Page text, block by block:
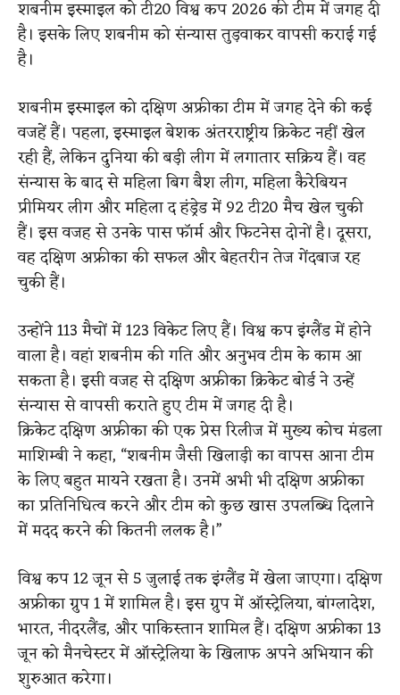
शबनीम इस्माइल को टी20 विश्व कप 2026 की टीम में जगह दी
है। इसके लिए शबनीम को संन्यास तुड़वाकर वापसी कराई गई
है।
शबनीम इस्माइल को दक्षिण अफ्रीका टीम में जगह देने की कई
वजहें हैं। पहला, इस्माइल बेशक अंतरराष्ट्रीय क्रिकेट नहीं खेल
रही हैं, लेकिन दुनिया की बड़ी लीग में लगातार सक्रिय हैं। वह
संन्यास के बाद से महिला बिग बैश लीग, महिला कैरेबियन
प्रीमियर लीग और महिला द हंड्रेड में 92 टी20 मैच खेल चुकी
हैं। इस वजह से उनके पास फॉर्म और फिटनेस दोनों है। दूसरा,
वह दक्षिण अफ्रीका की सफल और बेहतरीन तेज गेंदबाज रह
चुकी हैं।
उन्होंने 113 मैचों में 123 विकेट लिए हैं। विश्व कप इंग्लैंड में होने
वाला है। वहां शबनीम की गति और अनुभव टीम के काम आ
सकता है। इसी वजह से दक्षिण अफ्रीका क्रिकेट बोर्ड ने उन्हें
संन्यास से वापसी कराते हुए टीम में जगह दी है।
क्रिकेट दक्षिण अफ्रीका की एक प्रेस रिलीज में मुख्य कोच मंडला
माशिम्बी ने कहा, “शबनीम जैसी खिलाड़ी का वापस आना टीम
के लिए बहुत मायने रखता है। उनमें अभी भी दक्षिण अफ्रीका
का प्रतिनिधित्व करने और टीम को कुछ खास उपलब्धि दिलाने
में मदद करने की कितनी ललक है।”
विश्व कप 12 जून से 5 जुलाई तक इंग्लैंड में खेला जाएगा। दक्षिण
अफ्रीका ग्रुप 1 में शामिल है। इस ग्रुप में ऑस्ट्रेलिया, बांग्लादेश,
भारत, नीदरलैंड, और पाकिस्तान शामिल हैं। दक्षिण अफ्रीका 13
जून को मैनचेस्टर में ऑस्ट्रेलिया के खिलाफ अपने अभियान की
शुरुआत करेगा।